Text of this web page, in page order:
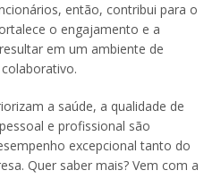
então, contribui para o
o engajamento e a
em um ambiente de
a saúde, a qualidade de
e profissional são
excepcional tanto do
Quer saber mais? Vem com a